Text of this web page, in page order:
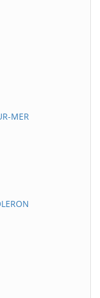
MER